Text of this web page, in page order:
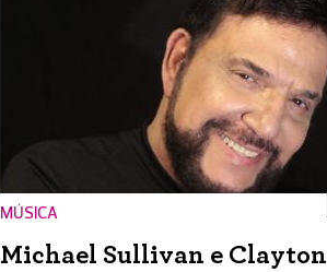
MÚSICA
Michael Sullivan e Clayton